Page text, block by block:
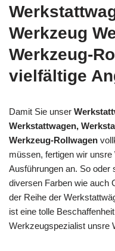
Werkzeug
Werkzeug-
vielfältige
Damit Sie unser
Werkstattwagen,
Werkzeug-Rollwagen
müssen, fertigen wir
Ausführungen an. So oder
diversen Farben wie auch
der Reihe der
ist eine tolle
Werkzeugspezialist unsre